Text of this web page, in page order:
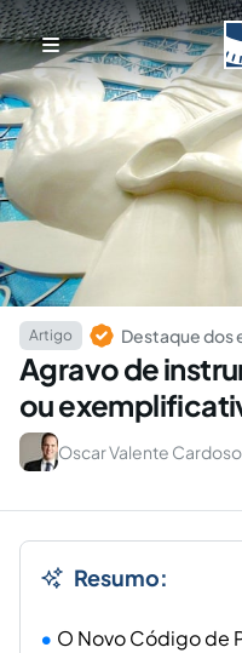
Artigo
Destaque dos
Agravo de
ou
Oscar Valente Cardoso
Resumo:
O Novo Código de